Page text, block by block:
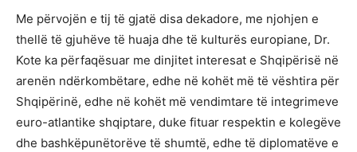
Me përvojën e tij të gjatë disa dekadore, me njohjen e
thellë të gjuhëve të huaja dhe të kulturës europiane, Dr.
Kote ka përfaqësuar me dinjitet interesat e Shqipërisë në
arenën ndërkombëtare, edhe në kohët më të vështira për
Shqipërinë, edhe në kohët më vendimtare të integrimeve
euro-atlantike shqiptare, duke fituar respektin e kolegëve
dhe bashkëpunëtorëve të shumtë, edhe të diplomatëve e